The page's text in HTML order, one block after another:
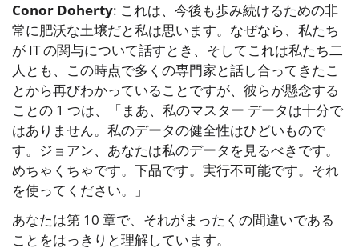
Conor Doherty: これは、今後も歩み続けるための非
常に肥沃な土壌だと私は思います。なぜなら、私たち
が IT の関与について話すとき、そしてこれは私たち二
人とも、この時点で多くの専門家と話し合ってきたこ
とから再びわかっていることですが、彼らが懸念する
ことの 1 つは、「まあ、私のマスター データは十分で
はありません。私のデータの健全性はひどいもので
す。ジョアン、あなたは私のデータを見るべきです。
めちゃくちゃです。下品です。実行不可能です。それ
を使ってください。」
あなたは第 10 章で、それがまったくの間違いである
ことをはっきりと理解しています。